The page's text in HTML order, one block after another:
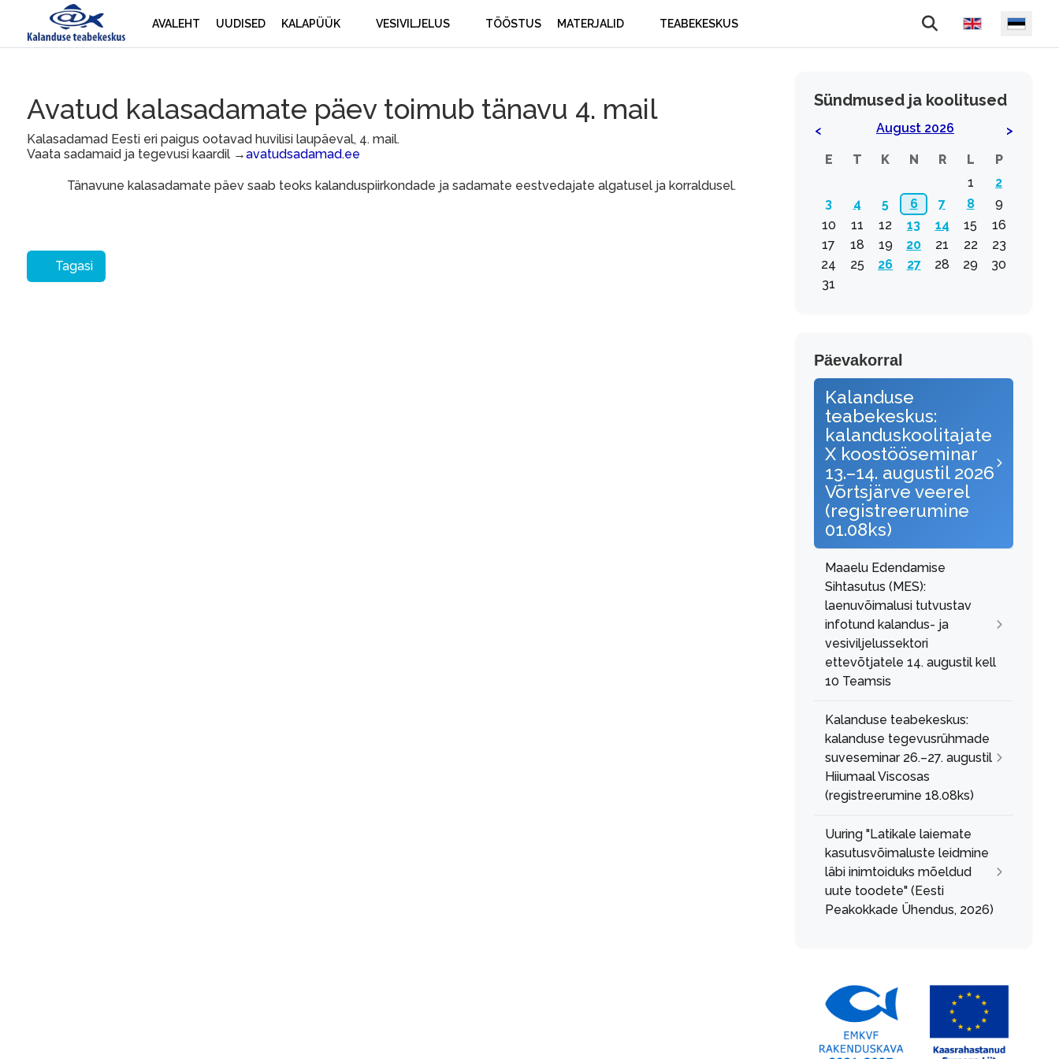
AVALEHT UUDISED KALAPÜÜK VESIVILJELUS TÖÖSTUS MATERJALID TEABEKESKUS Vali keel
Avatud kalasadamate päev toimub tänavu 4. mail
Kalasadamad Eesti eri paigus ootavad huvilisi laupäeval, 4. mail.
Vaata sadamaid ja tegevusi kaardil →avatudsadamad.ee
Tänavune kalasadamate päev saab teoks kalanduspiirkondade ja sadamate eestvedajate algatusel ja korraldusel.
Tagasi
Sündmused ja koolitused
< August 2026
>
E
T K N R L
P
1
2
3
4 5 6 7 8
9
10
11 12 13 14 15
16
17
18 19 20 21 22
23
24
25 26 27 28 29
30
31
Päevakorral
Kalanduse
teabekeskus:
kalanduskoolitajate
X koostööseminar
13.–14. augustil 2026
Võrtsjärve veerel
(registreerumine
01.08ks)
Maaelu Edendamise
Sihtasutus (MES):
laenuvõimalusi tutvustav
infotund kalandus- ja
vesiviljelussektori
ettevõtjatele 14. augustil kell
10 Teamsis
Kalanduse teabekeskus:
kalanduse tegevusrühmade
suveseminar 26.–27. augustil
Hiiumaal Viscosas
(registreerumine 18.08ks)
Uuring "Latikale laiemate
kasutusvõimaluste leidmine
läbi inimtoiduks mõeldud
uute toodete" (Eesti
Peakokkade Ühendus, 2026)